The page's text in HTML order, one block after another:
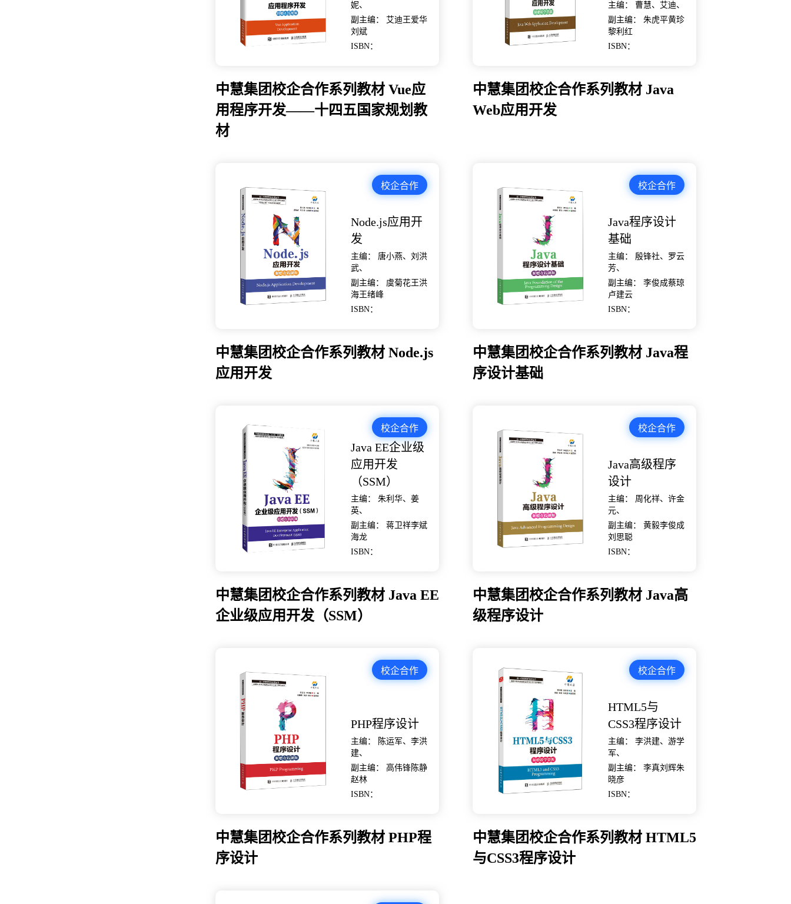
妮、
副主编： 艾迪王爱华
刘斌
ISBN：
中慧集团校企合作系列教材 Vue应
用程序开发——十四五国家规划教
材
主编： 曹慧、艾迪、
副主编： 朱虎平黄珍
黎利红
ISBN：
中慧集团校企合作系列教材 Java
Web应用开发
校企合作
Node.js应用开
发
主编： 唐小燕、刘洪
武、
副主编： 虞菊花王洪
海王绪峰
ISBN：
中慧集团校企合作系列教材 Node.js
应用开发
校企合作
Java程序设计
基础
主编： 殷锋社、罗云
芳、
副主编： 李俊成蔡琼
卢建云
ISBN：
中慧集团校企合作系列教材 Java程
序设计基础
校企合作
Java EE企业级
应用开发
（SSM）
主编： 朱利华、姜
英、
副主编： 蒋卫祥李斌
海龙
ISBN：
中慧集团校企合作系列教材 Java EE
企业级应用开发（SSM）
校企合作
Java高级程序
设计
主编： 周化祥、许金
元、
副主编： 黄毅李俊成
刘思聪
ISBN：
中慧集团校企合作系列教材 Java高
级程序设计
校企合作
PHP程序设计
主编： 陈运军、李洪
建、
副主编： 高伟锋陈静
赵林
ISBN：
中慧集团校企合作系列教材 PHP程
序设计
校企合作
HTML5与
CSS3程序设计
主编： 李洪建、游学
军、
副主编： 李真刘辉朱
晓彦
ISBN：
中慧集团校企合作系列教材 HTML5
与CSS3程序设计